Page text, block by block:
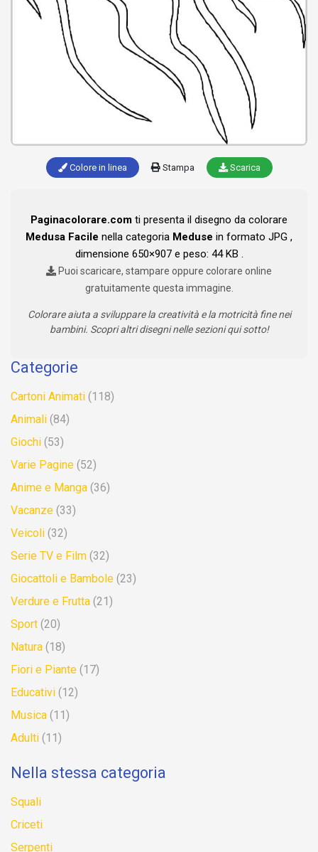
Colore in linea Stampa Scarica
Paginacolorare.com ti presenta il disegno da colorare
Medusa Facile nella categoria Meduse in formato JPG ,
dimensione 650×907 e peso: 44 KB .
Puoi scaricare, stampare oppure colorare online
gratuitamente questa immagine.
Colorare aiuta a sviluppare la creatività e la motricità fine nei
bambini. Scopri altri disegni nelle sezioni qui sotto!
Categorie
Cartoni Animati (118)
Animali (84)
Giochi (53)
Varie Pagine (52)
Anime e Manga (36)
Vacanze (33)
Veicoli (32)
Serie TV e Film (32)
Giocattoli e Bambole (23)
Verdure e Frutta (21)
Sport (20)
Natura (18)
Fiori e Piante (17)
Educativi (12)
Musica (11)
Adulti (11)
Nella stessa categoria
Squali
Criceti
Serpenti